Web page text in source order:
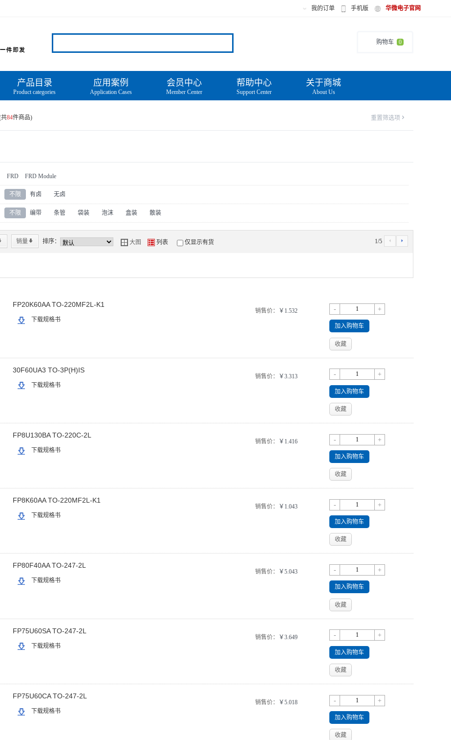
我的订单 手机版 华微电子官网
购物车 0
产品目录
Product categories
应用案例
Application Cases
会员中心
Member Center
帮助中心
Support Center
关于商城
About Us
共84件商品) 重置筛选项 '
FRD FRD Module
不限 有卤 无卤
不限 编带 条管 袋装 泡沫 盒装 散装
销量* 排序： Y 大图 Z 列表 仅显示有货 1/5 4 5
- +
加入购物车
收藏
销售价： ￥1.532
FP20K60AA TO-220MF2L-K1
下载规格书
- +
加入购物车
收藏
销售价： ￥3.313
30F60UA3 TO-3P(H)IS
下载规格书
- +
加入购物车
收藏
销售价： ￥1.416
FP8U130BA TO-220C-2L
下载规格书
- +
加入购物车
收藏
销售价： ￥1.043
FP8K60AA TO-220MF2L-K1
下载规格书
- +
加入购物车
收藏
销售价： ￥5.043
FP80F40AA TO-247-2L
下载规格书
- +
加入购物车
收藏
销售价： ￥3.649
FP75U60SA TO-247-2L
下载规格书
- +
加入购物车
收藏
销售价： ￥5.018
FP75U60CA TO-247-2L
下载规格书